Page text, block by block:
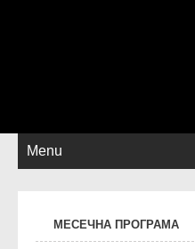
Menu
МЕСЕЧНА ПРОГРАМА